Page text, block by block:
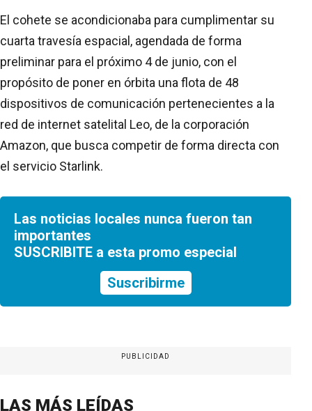
El cohete se acondicionaba para cumplimentar su
cuarta travesía espacial, agendada de forma
preliminar para el próximo 4 de junio, con el
propósito de poner en órbita una flota de 48
dispositivos de comunicación pertenecientes a la
red de internet satelital Leo, de la corporación
Amazon, que busca competir de forma directa con
el servicio Starlink.
Las noticias locales nunca fueron tan
importantes
SUSCRIBITE a esta promo especial
Suscribirme
PUBLICIDAD
LAS MÁS LEÍDAS